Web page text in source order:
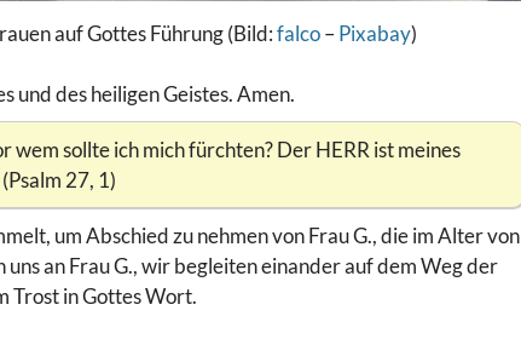
auf Gottes Führung (Bild:falco–Pixabay)
und des heiligen Geistes. Amen.
wem sollte ich mich fürchten? Der HERR ist meines
27, 1)
um Abschied zu nehmen von Frau G., die im Alter von
an Frau G., wir begleiten einander auf dem Weg der
Trost in Gottes Wort.